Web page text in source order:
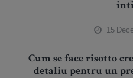
15
Cum se face risotto
detaliu pentru un